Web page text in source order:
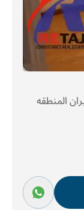
المنطقه